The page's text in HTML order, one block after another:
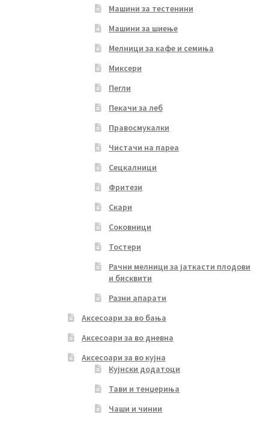
Машини за тестенини
Машини за шиење
Мелници за кафе и семиња
Миксери
Пегли
Пекачи за леб
Правосмукалки
Чистачи на пареа
Сецкалници
Фритези
Скари
Соковници
Тостери
Рачни мелници за јаткасти плодови
и бисквити
Разни апарати
Аксесоари за во бања
Аксесоари за во дневна
Аксесоари за во кујна
Кујнски додатоци
Тави и тенџериња
Чаши и чинии